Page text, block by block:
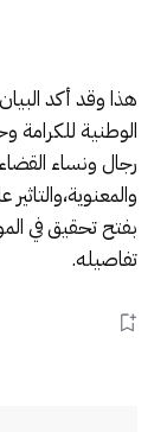
هذا وقد أكد
الوطنية للكرامة
رجال ونساء
بفتح تحقيق في
تفاصيله.